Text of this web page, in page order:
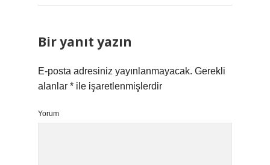
Bir yanıt yazın
E-posta adresiniz yayınlanmayacak. Gerekli
alanlar * ile işaretlenmişlerdir
Yorum